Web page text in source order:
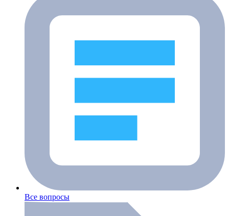
Все вопросы